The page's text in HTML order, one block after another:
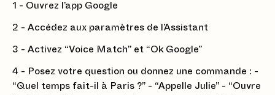
1 - Ouvrez l’app Google
2 - Accédez aux paramètres de l’Assistant
3 - Activez “Voice Match” et “Ok Google”
4 - Posez votre question ou donnez une commande : -
“Quel temps fait-il à Paris ?” - “Appelle Julie” - “Ouvre